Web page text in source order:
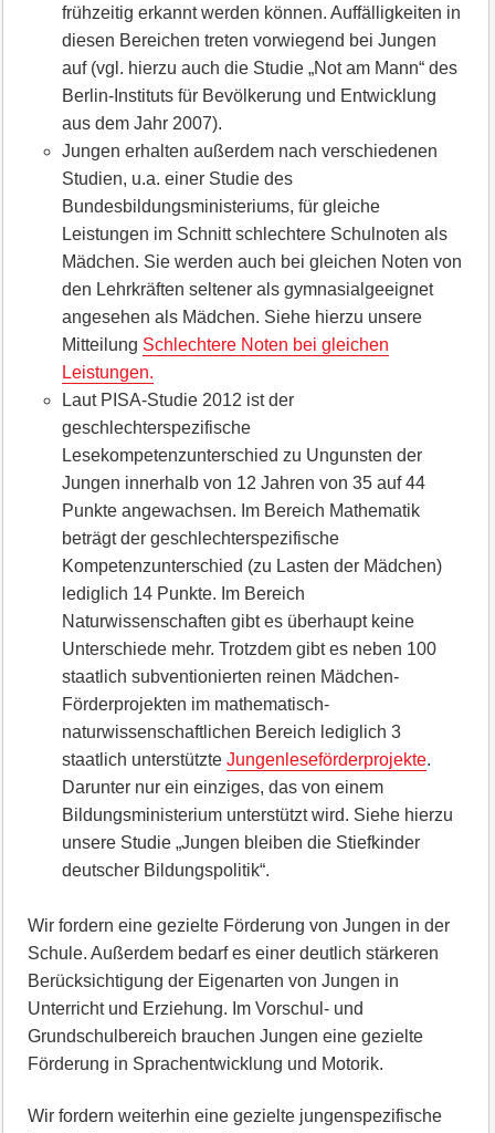
frühzeitig erkannt werden können. Auffälligkeiten in
diesen Bereichen treten vorwiegend bei Jungen
auf (vgl. hierzu auch die Studie „Not am Mann“ des
Berlin-Instituts für Bevölkerung und Entwicklung
aus dem Jahr 2007).
Jungen erhalten außerdem nach verschiedenen
Studien, u.a. einer Studie des
Bundesbildungsministeriums, für gleiche
Leistungen im Schnitt schlechtere Schulnoten als
Mädchen. Sie werden auch bei gleichen Noten von
den Lehrkräften seltener als gymnasialgeeignet
angesehen als Mädchen. Siehe hierzu unsere
Mitteilung Schlechtere Noten bei gleichen
Leistungen.
Laut PISA-Studie 2012 ist der
geschlechterspezifische
Lesekompetenzunterschied zu Ungunsten der
Jungen innerhalb von 12 Jahren von 35 auf 44
Punkte angewachsen. Im Bereich Mathematik
beträgt der geschlechterspezifische
Kompetenzunterschied (zu Lasten der Mädchen)
lediglich 14 Punkte. Im Bereich
Naturwissenschaften gibt es überhaupt keine
Unterschiede mehr. Trotzdem gibt es neben 100
staatlich subventionierten reinen Mädchen-
Förderprojekten im mathematisch-
naturwissenschaftlichen Bereich lediglich 3
staatlich unterstützte Jungenleseförderprojekte.
Darunter nur ein einziges, das von einem
Bildungsministerium unterstützt wird. Siehe hierzu
unsere Studie „Jungen bleiben die Stiefkinder
deutscher Bildungspolitik“.
Wir fordern eine gezielte Förderung von Jungen in der
Schule. Außerdem bedarf es einer deutlich stärkeren
Berücksichtigung der Eigenarten von Jungen in
Unterricht und Erziehung. Im Vorschul- und
Grundschulbereich brauchen Jungen eine gezielte
Förderung in Sprachentwicklung und Motorik.
Wir fordern weiterhin eine gezielte jungenspezifische